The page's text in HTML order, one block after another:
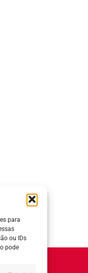
para
ou IDs
pode